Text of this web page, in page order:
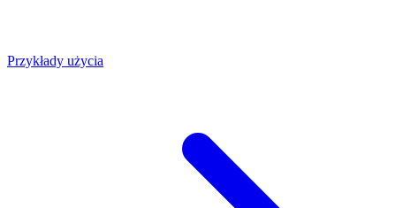
Przykłady użycia